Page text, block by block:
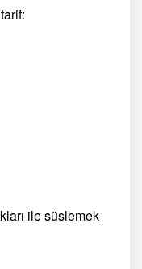
ile süslemek